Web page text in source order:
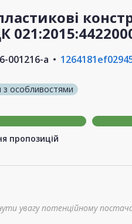
001216-a
з особливостями
пропозицій
увагу потенційному